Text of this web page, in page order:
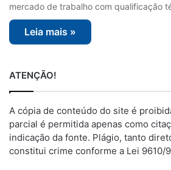
mercado de trabalho com qualificação
Leia mais »
ATENÇÃO!
A cópia de conteúdo do site é
parcial é permitida apenas como
indicação da fonte. Plágio, tanto
constitui crime conforme a Lei 9610/